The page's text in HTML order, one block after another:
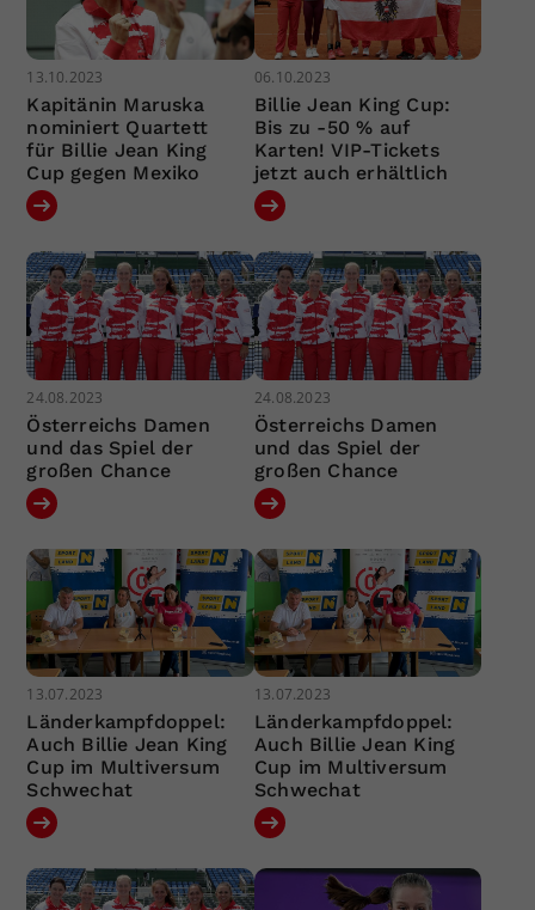
13.10.2023
Kapitänin Maruska
nominiert Quartett
für Billie Jean King
Cup gegen Mexiko
06.10.2023
Billie Jean King Cup:
Bis zu -50 % auf
Karten! VIP-Tickets
jetzt auch erhältlich
24.08.2023
Österreichs Damen
und das Spiel der
großen Chance
24.08.2023
Österreichs Damen
und das Spiel der
großen Chance
13.07.2023
Länderkampfdoppel:
Auch Billie Jean King
Cup im Multiversum
Schwechat
13.07.2023
Länderkampfdoppel:
Auch Billie Jean King
Cup im Multiversum
Schwechat